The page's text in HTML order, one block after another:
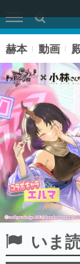
ピ
赫本 動画
いま